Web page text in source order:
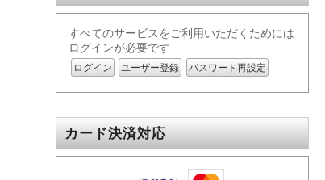
すべてのサービスをご利用いただくためには
ログインが必要です
ログイン ユーザー登録 パスワード再設定
カード決済対応